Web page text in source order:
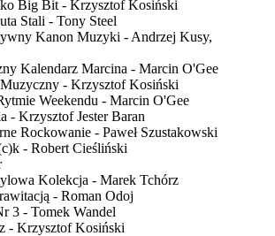
Big Bit - Krzysztof Kosiński
Stali - Tony Steel
Kanon Muzyki - Andrzej Kusy,
Kalendarz Marcina - Marcin O'Gee
- Krzysztof Kosiński
Weekendu - Marcin O'Gee
- Krzysztof Jester Baran
Rockowanie - Paweł Szustakowski
- Robert Cieśliński
Kolekcja - Marek Tchórz
- Roman Odoj
3 - Tomek Wandel
- Krzysztof Kosiński